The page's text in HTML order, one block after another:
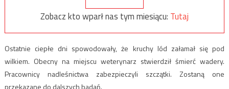
Zobacz kto wparł nas tym miesiącu: Tutaj
Ostatnie ciepłe dni spowodowały, że kruchy lód załamał się pod
wilkiem. Obecny na miejscu weterynarz stwierdził śmierć wadery.
Pracownicy nadleśnictwa zabezpieczyli szczątki. Zostaną one
przekazane do dalszych badań.